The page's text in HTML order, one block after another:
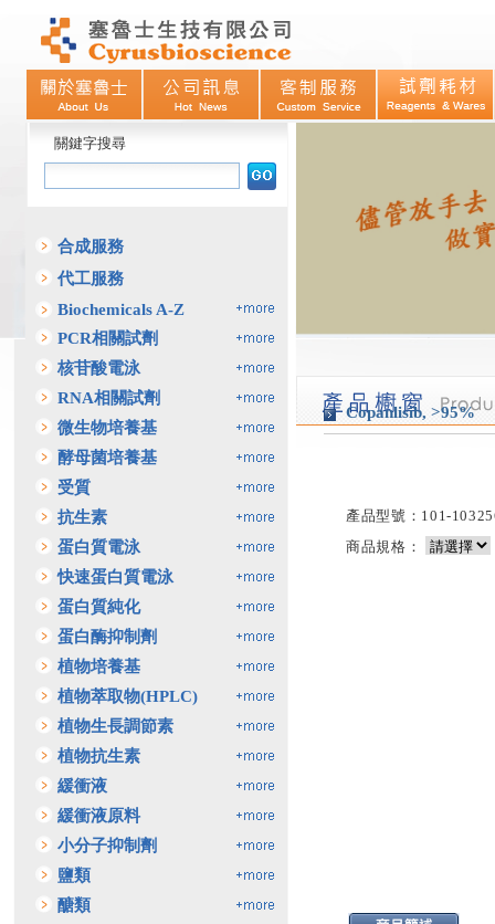
關鍵字搜尋
合成服務
代工服務
Biochemicals A-Z
PCR相關試劑
核苷酸電泳
RNA相關試劑
微生物培養基
酵母菌培養基
受質
抗生素
蛋白質電泳
快速蛋白質電泳
蛋白質純化
蛋白酶抑制劑
植物培養基
植物萃取物(HPLC)
植物生長調節素
植物抗生素
緩衝液
緩衝液原料
小分子抑制劑
鹽類
醣類
Copanlisib, >95%
產品型號：101-
商品規格：